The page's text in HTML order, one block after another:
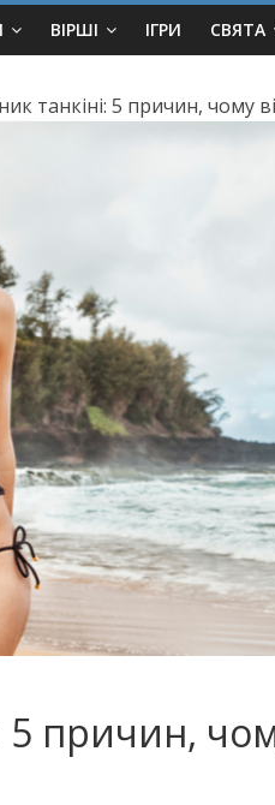
ВІРШІ ІГРИ СВЯТА
танкіні: 5 причин, чому
5 причин,